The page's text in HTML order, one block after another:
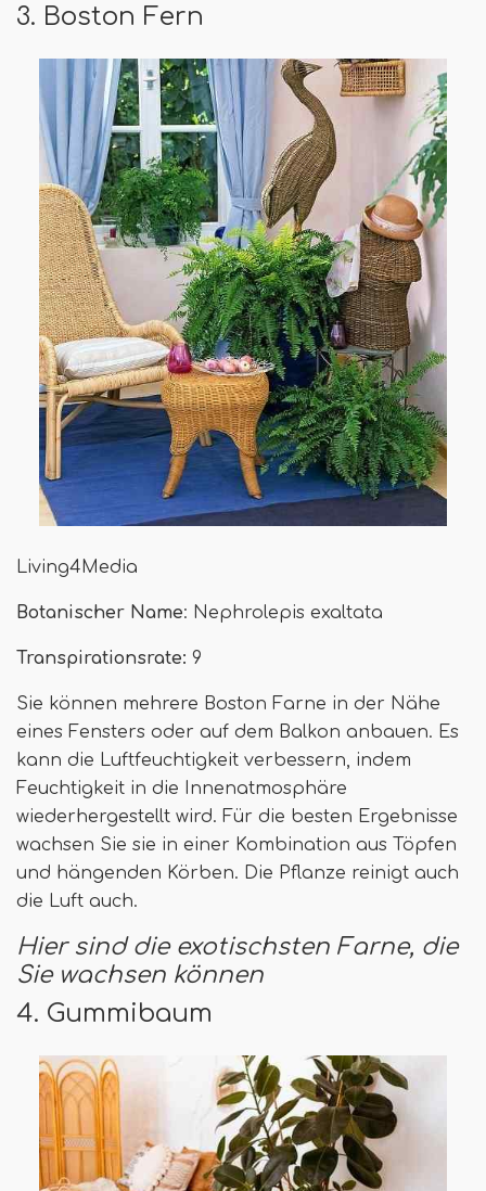
3. Boston Fern
Living4Media
Botanischer Name: Nephrolepis exaltata
Transpirationsrate: 9
Sie können mehrere Boston Farne in der Nähe
eines Fensters oder auf dem Balkon anbauen. Es
kann die Luftfeuchtigkeit verbessern, indem
Feuchtigkeit in die Innenatmosphäre
wiederhergestellt wird. Für die besten Ergebnisse
wachsen Sie sie in einer Kombination aus Töpfen
und hängenden Körben. Die Pflanze reinigt auch
die Luft auch.
Hier sind die exotischsten Farne, die
Sie wachsen können
4. Gummibaum